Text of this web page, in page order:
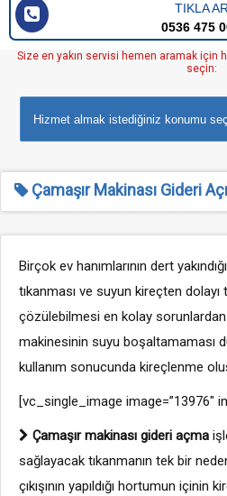
TIKLA
0536 475
Size en yakın servisi hemen aramak için
seçin:
Çamaşır Makinası Gideri
Birçok ev hanımlarının dert
tıkanması ve suyun kireçten dolayı
çözülebilmesi en kolay sorunlardan
makinesinin suyu boşaltamaması
kullanım sonucunda kireçlenme
[vc_single_image image=”13976″
Çamaşır makinası gideri açma
sağlayacak tıkanmanın tek bir
çıkışının yapıldığı hortumun içinin